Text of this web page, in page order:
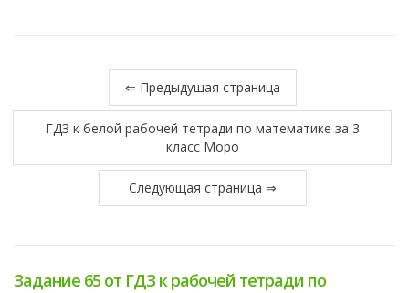
⇐ Предыдущая страница
ГДЗ к белой рабочей тетради по математике за 3
класс Моро
Следующая страница ⇒
Задание 65 от ГДЗ к рабочей тетради по